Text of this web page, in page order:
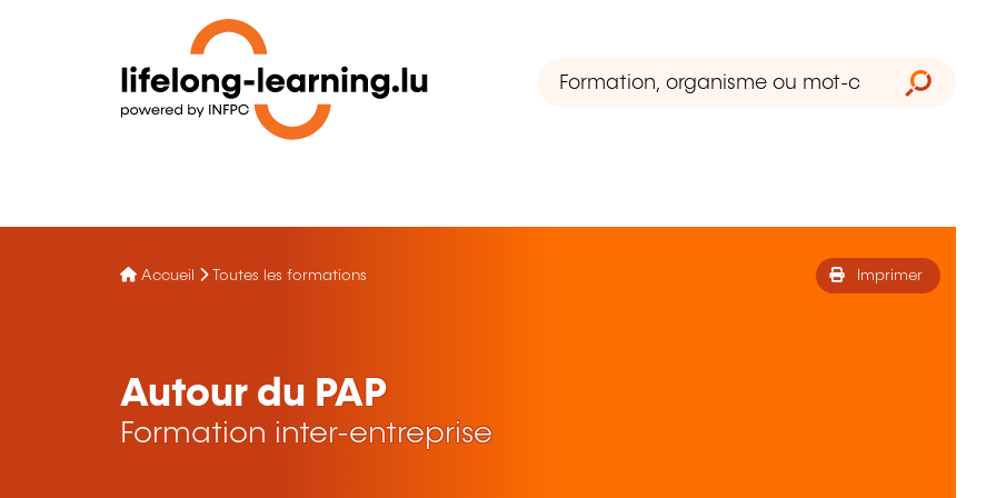
Accueil Toutes les formations Imprimer
Autour du PAP
Formation inter-entreprise